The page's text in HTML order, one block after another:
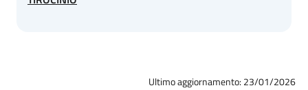
Ultimo aggiornamento: 23/01/2026